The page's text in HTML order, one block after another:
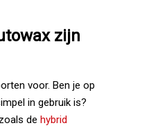
zijn
voor. Ben je op
in gebruik is?
de hybrid